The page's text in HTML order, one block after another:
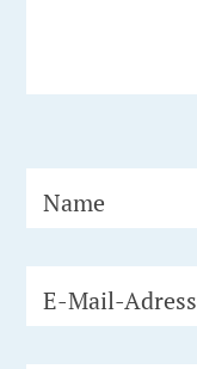
Name
E-Mail-